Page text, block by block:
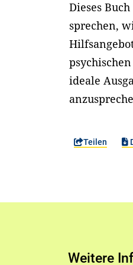
Dieses
sprechen,
ideale
Teilen
Weitere